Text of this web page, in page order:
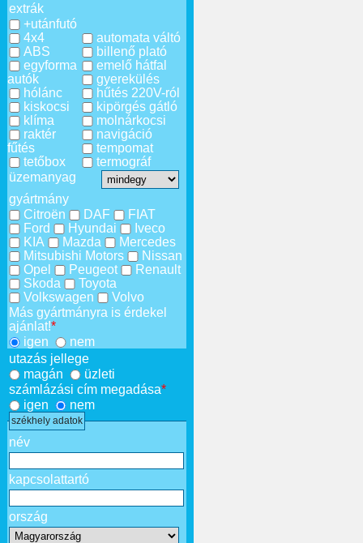
extrák
+utánfutó
4x4
ABS
egyforma
autók
hólánc
kiskocsi
klíma
raktér
fűtés
tetőbox
automata váltó
billenő plató
emelő hátfal
gyerekülés
hűtés 220V-ról
kipörgés gátló
molnárkocsi
navigáció
tempomat
termográf
üzemanyag
gyártmány
Citroën
DAF
FIAT
Ford
Hyundai
Iveco
KIA
Mazda
Mercedes
Mitsubishi Motors
Nissan
Opel
Peugeot
Renault
Skoda
Toyota
Volkswagen
Volvo
Más gyártmányra is érdekel
ajánlat!*
igen
nem
utazás jellege
magán
üzleti
számlázási cím megadása*
igen
nem
székhely adatok
név
kapcsolattartó
ország